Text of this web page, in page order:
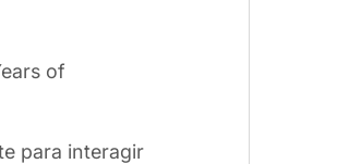
of
para interagir